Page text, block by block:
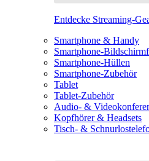
Entdecke Streaming-
Smartphone & Handy
Smartphone-
Smartphone-Hüllen
Smartphone-Zubehör
Tablet
Tablet-Zubehör
Audio- &
Kopfhörer & Headsets
Tisch- &